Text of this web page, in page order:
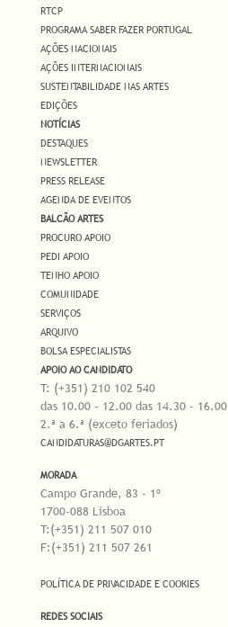
RTCP
PROGRAMA SABER FAZER PORTUGAL
AÇÕES NACIONAIS
AÇÕES INTERNACIONAIS
SUSTENTABILIDADE NAS ARTES
EDIÇÕES
NOTÍCIAS
DESTAQUES
NEWSLETTER
PRESS RELEASE
AGENDA DE EVENTOS
BALCÃO ARTES
PROCURO APOIO
PEDI APOIO
TENHO APOIO
COMUNIDADE
SERVIÇOS
ARQUIVO
BOLSA ESPECIALISTAS
APOIO AO CANDIDATO
T: (+351) 210 102 540
das 10.00 - 12.00 das 14.30 - 16.00
2.ª a 6.ª (exceto feriados)
CANDIDATURAS@DGARTES.PT
MORADA
Campo Grande, 83 - 1º
1700-088 Lisboa
T:(+351) 211 507 010
F:(+351) 211 507 261
POLÍTICA DE PRIVACIDADE E COOKIES
REDES SOCIAIS